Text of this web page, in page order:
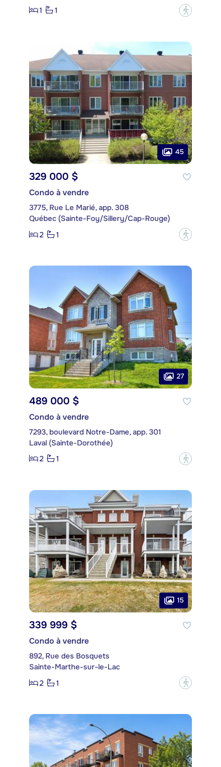
1
1 ?
45
329 000 $
Condo à vendre
3775, Rue Le Marié, app. 308
Québec (Sainte-Foy/Sillery/Cap-Rouge)
2
1 ?
27
489 000 $
Condo à vendre
7293, boulevard Notre-Dame, app. 301
Laval (Sainte-Dorothée)
2
1 ?
15
339 999 $
Condo à vendre
892, Rue des Bosquets
Sainte-Marthe-sur-le-Lac
2
1 ?